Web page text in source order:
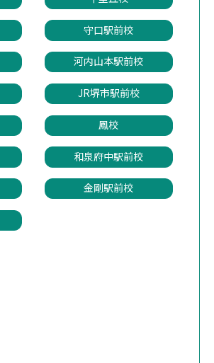
守口駅前校
河内山本駅前校
JR堺市駅前校
鳳校
和泉府中駅前校
金剛駅前校